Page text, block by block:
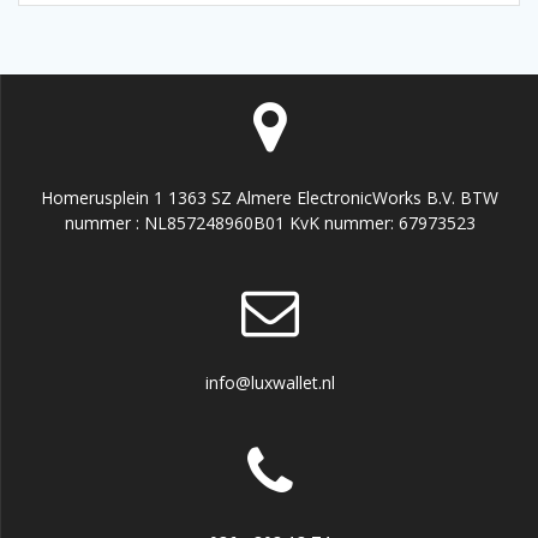
Homerusplein 1 1363 SZ Almere ElectronicWorks B.V. BTW
nummer : NL857248960B01 KvK nummer: 67973523
info@luxwallet.nl